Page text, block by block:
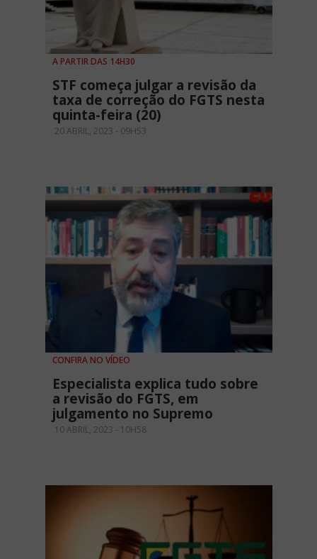
A PARTIR DAS 14H30
STF começa julgar a revisão da
taxa de correção do FGTS nesta
quinta-feira (20)
20 ABRIL, 2023 - 09H53
CONFIRA NO VÍDEO
Especialista explica tudo sobre
a revisão do FGTS, em
julgamento no Supremo
10 ABRIL, 2023 - 10H58